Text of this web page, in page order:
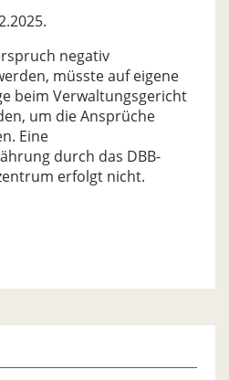
negativ
müsste auf eigene
beim Verwaltungsgericht
um die Ansprüche
Eine
durch das DBB-
erfolgt nicht.